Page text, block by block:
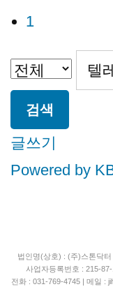
1
검색
글쓰기
Powered by
법인명(상호) : (주)스톤닥
사업자등록번호 : 215-
전화 : 031-769-4745 | 메일 :